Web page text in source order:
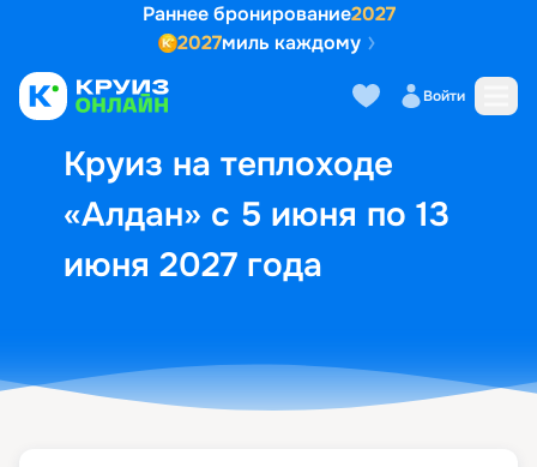
Раннее бронирование2027
2027миль каждому
Войти
Круиз на теплоходе
«Алдан» с 5 июня по 13
июня 2027 года
Выбор кают Маршрут и